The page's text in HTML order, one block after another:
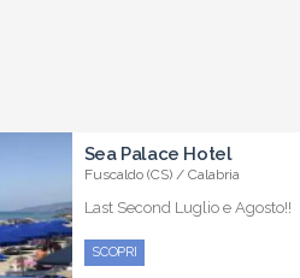
Sea Palace Hotel
Fuscaldo (CS) / Calabria
Last Second Luglio e Agosto!!
SCOPRI